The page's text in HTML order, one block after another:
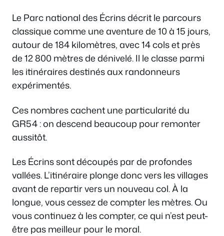
Le Parc national des Écrins décrit le parcours
classique comme une aventure de 10 à 15 jours,
autour de 184 kilomètres, avec 14 cols et près
de 12 800 mètres de dénivelé. Il le classe parmi
les itinéraires destinés aux randonneurs
expérimentés.
Ces nombres cachent une particularité du
GR54 : on descend beaucoup pour remonter
aussitôt.
Les Écrins sont découpés par de profondes
vallées. L’itinéraire plonge donc vers les villages
avant de repartir vers un nouveau col. À la
longue, vous cessez de compter les mètres. Ou
vous continuez à les compter, ce qui n’est peut-
être pas meilleur pour le moral.